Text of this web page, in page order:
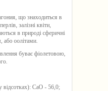
що знаходиться в
залізні квіти,
в природі сферичні
або оолітами.
буває фіолетовою,
відсотках): CaO - 56,0;